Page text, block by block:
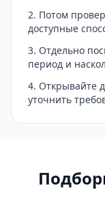
Потом
доступные
Отдельно
период и
Открывайте
уточнить